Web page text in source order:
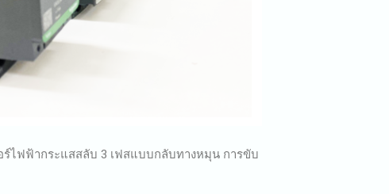
ไฟฟ้ากระแสสลับ 3 เฟสแบบกลับทางหมุน การขับ